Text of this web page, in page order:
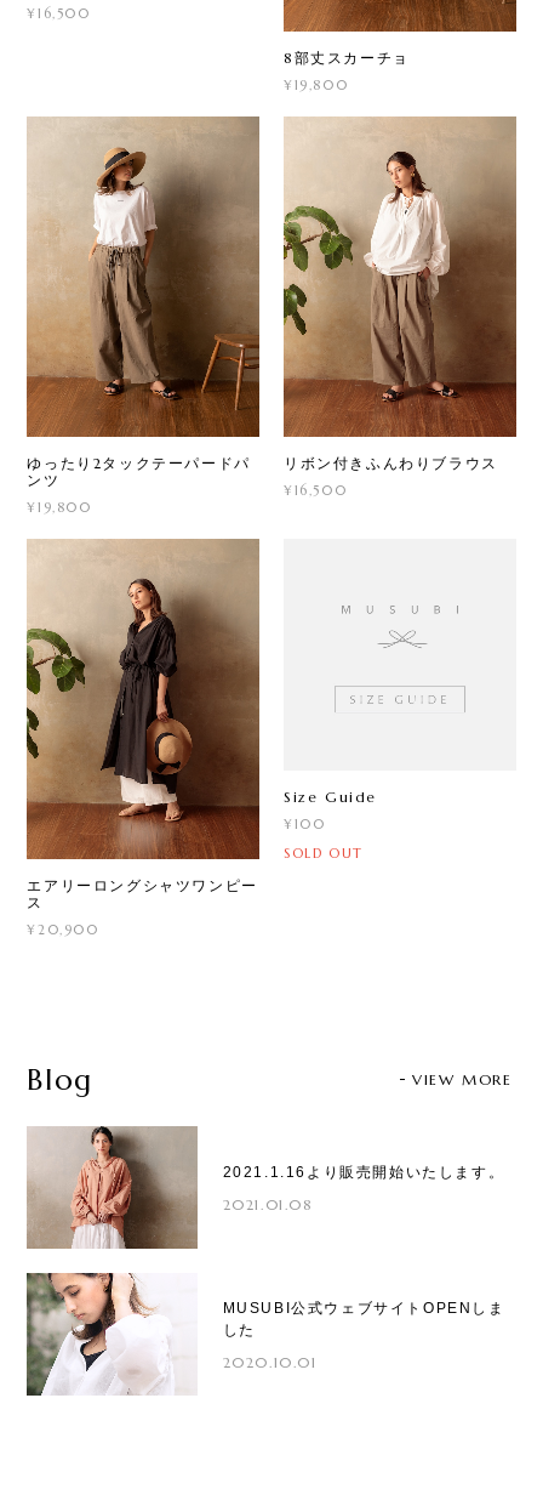
¥16,500
8部丈スカーチョ
¥19,800
ゆったり2タックテーパードパ
ンツ
¥19,800
リボン付きふんわりブラウス
¥16,500
エアリーロングシャツワンピー
ス
¥20,900
Size Guide
¥100
SOLD OUT
Blog VIEW MORE
2021.1.16より販売開始いたします。
2021.01.08
MUSUBI公式ウェブサイトOPENしま
した
2020.10.01